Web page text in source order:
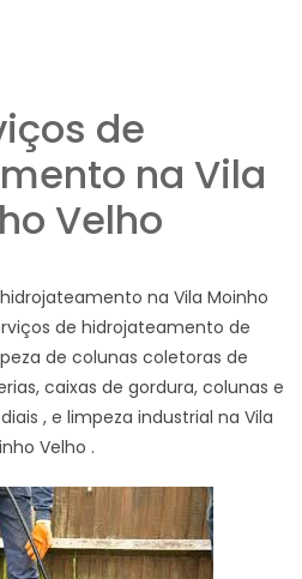
de
na Vila
Velho
na Vila Moinho
de hidrojateamento de
de colunas coletoras de
caixas de gordura, colunas e
, e limpeza industrial na Vila
Velho .